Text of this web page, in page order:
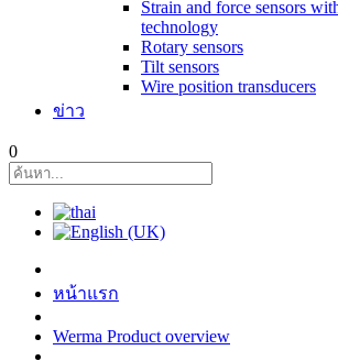
Strain and force sensors
technology
Rotary sensors
Tilt sensors
Wire position transducers
ข่าว
0
หน้าแรก
Werma Product overview